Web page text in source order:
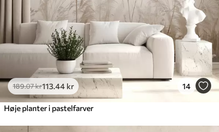
189.07kr113 .44 kr 14
Høje planter i pastelfarver